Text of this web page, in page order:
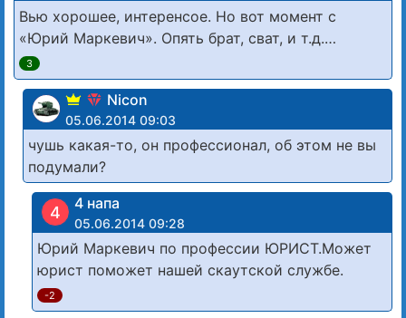
Вью хорошее, интеренсое. Но вот момент с
«Юрий Маркевич». Опять брат, сват, и т.д.…
3
Nicon
05.06.2014 09:03
чушь какая-то, он профессионал, об этом не вы
подумали?
4 4 напа
05.06.2014 09:28
Юрий Маркевич по профессии ЮРИСТ.Может
юрист поможет нашей скаутской службе.
-2